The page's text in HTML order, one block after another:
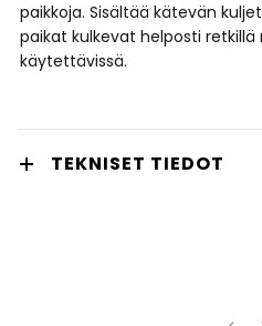
paikkoja. Sisältää kätevän
paikat kulkevat helposti
käytettävissä.
TEKNISET TIEDOT